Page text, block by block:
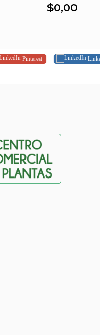
$0,00
Pinterest